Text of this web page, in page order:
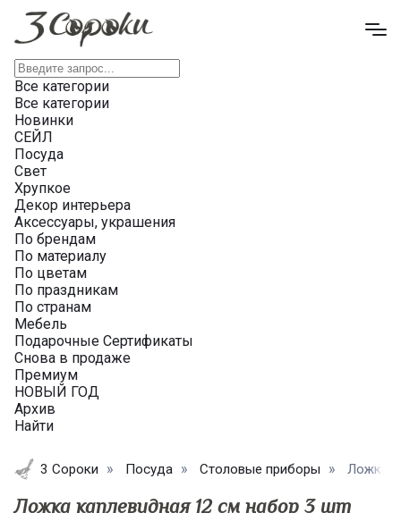
Все категории
Все категории
Новинки
СЕЙЛ
Посуда
Свет
Хрупкое
Декор интерьера
Аксессуары, украшения
По брендам
По материалу
По цветам
По праздникам
По странам
Мебель
Подарочные Сертификаты
Снова в продаже
Премиум
НОВЫЙ ГОД
Архив
Найти
3 Сороки Посуда Столовые приборы Ложка
Ложка каплевидная 12 см набор 3 шт